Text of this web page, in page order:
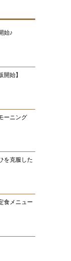
始♪
始】
ーニング
を克服した
食メニュー